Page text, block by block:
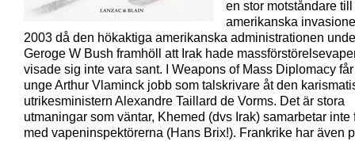
en stor motståndare
amerikanska
2003 då den hökaktiga amerikanska administrationen
Geroge W Bush framhöll att Irak hade
visade sig inte vara sant. I Weapons of Mass Diplomacy
unge Arthur Vlaminck jobb som talskrivare åt den
utrikesministern Alexandre Taillard de Vorms. Det är stora
utmaningar som väntar, Khemed (dvs Irak) samarbetar inte
med vapeninspektörerna (Hans Brix!). Frankrike har även